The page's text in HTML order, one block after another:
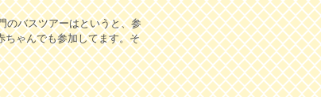
のバスツアーはというと、参
ゃんでも参加してます。そ